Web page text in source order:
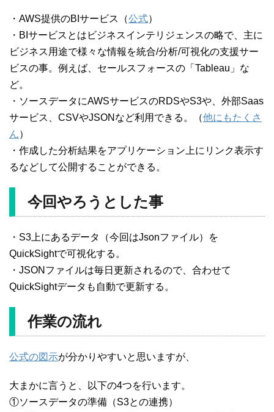
・AWS提供のBIサービス（公式）
・BIサービスとはビジネスインテリジェンスの略で、主に
ビジネス用途で様々な情報を統合/分析/可視化の支援サー
ビスの事。例えば、セールスフォースの「Tableau」な
ど。
・ソースデータにAWSサービスのRDSやS3や、外部Saas
サービス、CSVやJSONなど利用できる。（他にもたくさ
ん）
・作成した分析結果をアプリケーション上にリンク表示す
るなどして公開することができる。
今回やろうとした事
・S3上にあるデータ（今回はJsonファイル）を
QuickSightで可視化する。
・JSONファイルは毎日更新されるので、合わせて
QuickSightデータも自動で更新する。
作業の流れ
公式の図示が分かりやすいと思いますが、
大まかに言うと、以下の4つを行います。
①ソースデータの準備（S3との連携）